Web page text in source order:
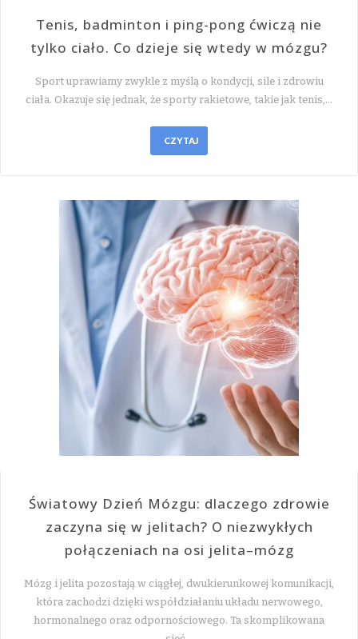
Tenis, badminton i ping-pong ćwiczą nie
tylko ciało. Co dzieje się wtedy w mózgu?
Sport uprawiamy zwykle z myślą o kondycji, sile i zdrowiu
ciała. Okazuje się jednak, że sporty rakietowe, takie jak tenis,…
CZYTAJ
Światowy Dzień Mózgu: dlaczego zdrowie
zaczyna się w jelitach? O niezwykłych
połączeniach na osi jelita–mózg
Mózg i jelita pozostają w ciągłej, dwukierunkowej komunikacji,
która zachodzi dzięki współdziałaniu układu nerwowego,
hormonalnego oraz odpornościowego. Ta skomplikowana